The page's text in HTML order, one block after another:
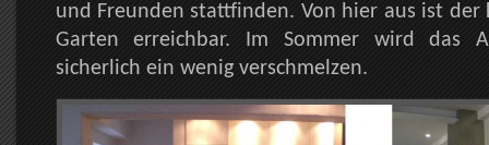
und Freunden stattfinden. Von hier aus ist
Garten erreichbar. Im Sommer wird das
sicherlich ein wenig verschmelzen.